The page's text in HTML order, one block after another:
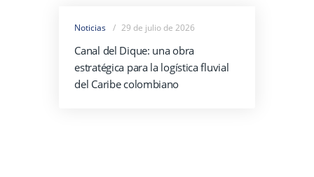
Noticias 29 de julio de 2026
Canal del Dique: una obra
estratégica para la logística fluvial
del Caribe colombiano